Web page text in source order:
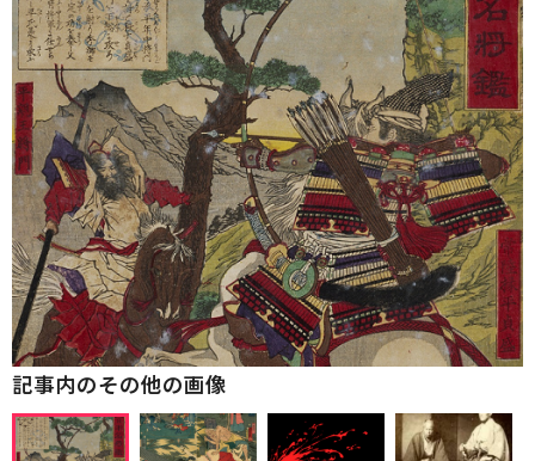
記事内のその他の画像